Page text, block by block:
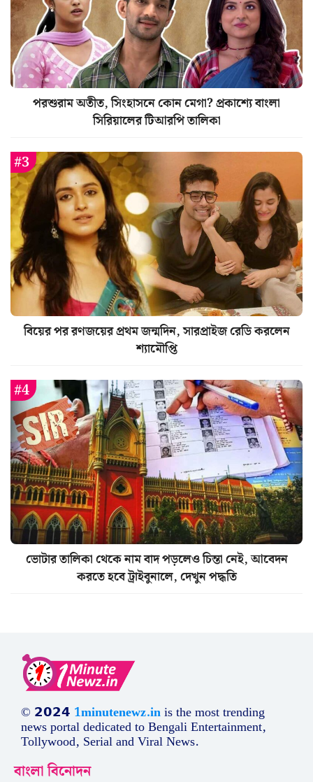
পরশুরাম অতীত, সিংহাসনে কোন মেগা? প্রকাশ্যে বাংলা
সিরিয়ালের টিআরপি তালিকা
বিয়ের পর রণজয়ের প্রথম জন্মদিন, সারপ্রাইজ রেডি করলেন
শ্যামৌপ্তি
ভোটার তালিকা থেকে নাম বাদ পড়লেও চিন্তা নেই, আবেদন
করতে হবে ট্রাইবুনালে, দেখুন পদ্ধতি
© 𝟮𝟬𝟮𝟰 1minutenewz.inis the most trending
news portal dedicated to Bengali Entertainment,
Tollywood, Serial and Viral News.
বাংলা বিনোদন